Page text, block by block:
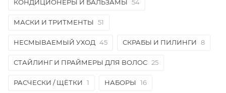
КОНДИЦИОНЕРЫ И БАЛЬЗАМЫ 54
МАСКИ И ТРИТМЕНТЫ 51
НЕСМЫВАЕМЫЙ УХОД 45 СКРАБЫ И ПИЛИНГИ 8
СТАЙЛИНГ И ПРАЙМЕРЫ ДЛЯ ВОЛОС 25
РАСЧЕСКИ / ЩЁТКИ 1 НАБОРЫ 16